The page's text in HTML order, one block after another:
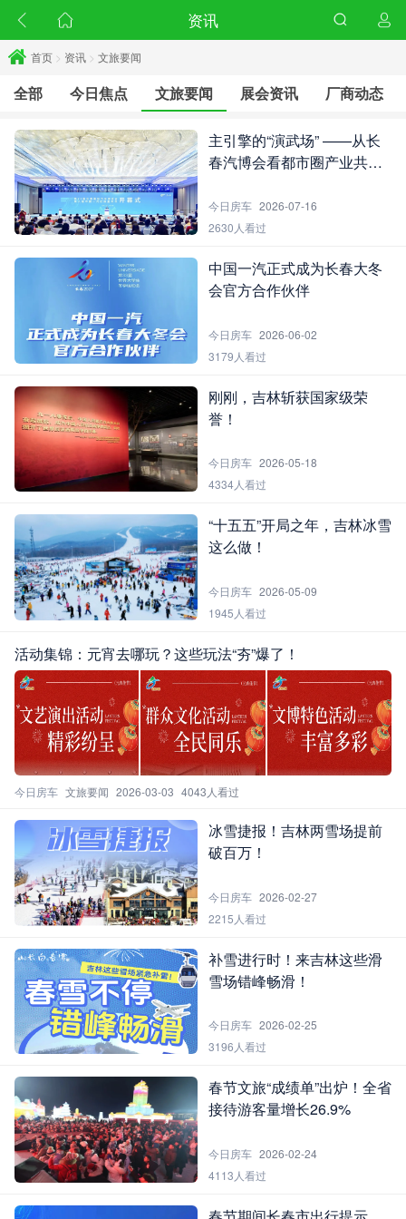
资讯
首页 > 资讯 > 文旅要闻
全部 今日焦点 文旅要闻 展会资讯 厂商动态
主引擎的“演武场” ——从长
春汽博会看都市圈产业共创
今日房车 2026-07-16
2630人看过
中国一汽正式成为长春大冬
会官方合作伙伴
今日房车 2026-06-02
3179人看过
刚刚，吉林斩获国家级荣
誉！
今日房车 2026-05-18
4334人看过
“十五五”开局之年，吉林冰雪
这么做！
今日房车 2026-05-09
1945人看过
活动集锦：元宵去哪玩？这些玩法“夯”爆了！
今日房车 文旅要闻 2026-03-03 4043人看过
冰雪捷报！吉林两雪场提前
破百万！
今日房车 2026-02-27
2215人看过
补雪进行时！来吉林这些滑
雪场错峰畅滑！
今日房车 2026-02-25
3196人看过
春节文旅“成绩单”出炉！全省
接待游客量增长26.9%
今日房车 2026-02-24
4113人看过